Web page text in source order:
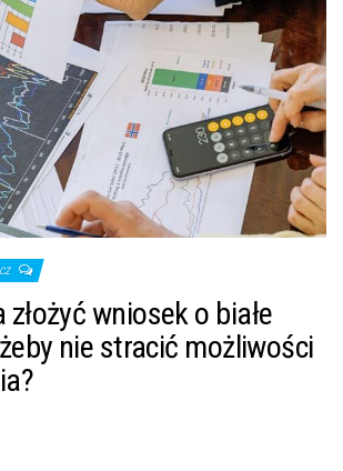
wniosek o białe
nie stracić możliwości